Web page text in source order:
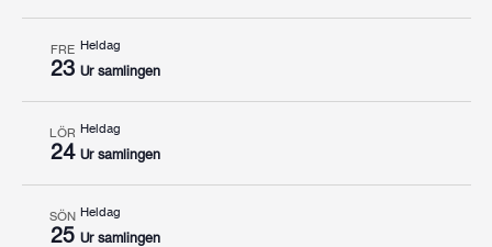
FRE
23
Heldag
Ur samlingen
LÖR
24
Heldag
Ur samlingen
SÖN
25
Heldag
Ur samlingen